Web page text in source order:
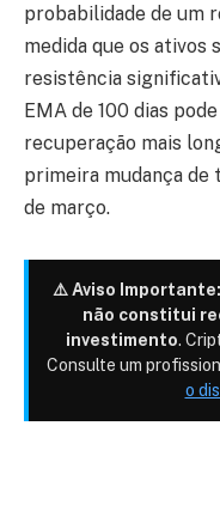
probabilidade de um
medida que os ativos
resistência
EMA de 100 dias
recuperação mais
primeira mudança de
de março.
⚠️ Aviso Importante:
não constitui
investimento.
Consulte um
o